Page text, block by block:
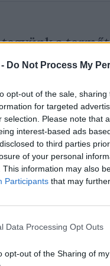
Do Not Process My
opt-out of the sale,
for targeted
selection. Please note that
interest-based ads
to third parties
of your personal
This information may also
Participants that may
Data Processing Opt Outs
opt-out of the Sharing of
a
jelentős
Ismertetésre
fontos